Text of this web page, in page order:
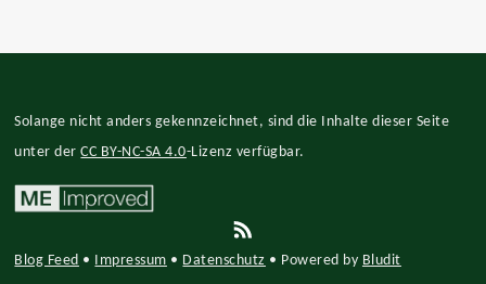
Solange nicht anders gekennzeichnet, sind die Inhalte dieser Seite
unter derCC BY-NC-SA 4.0-Lizenz verfügbar.
Blog Feed • Impressum • Datenschutz • Powered by Bludit